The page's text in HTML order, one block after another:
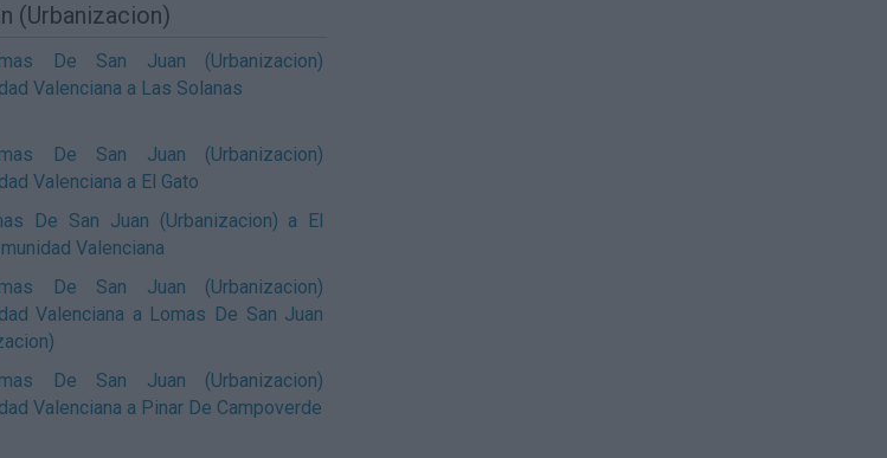
(Urbanizacion)
De San Juan (Urbanizacion)
Valenciana a Las Solanas
De San Juan (Urbanizacion)
Valenciana a El Gato
De San Juan (Urbanizacion) a El
Valenciana
De San Juan (Urbanizacion)
Valenciana a Lomas De San Juan
De San Juan (Urbanizacion)
Valenciana a Pinar De Campoverde